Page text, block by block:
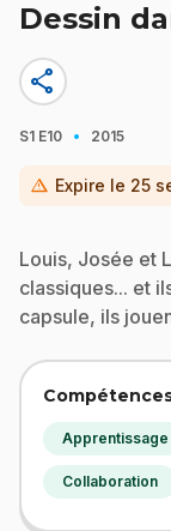
Dessin
share
S1 E10 · 2015
warning Expire le 25
Louis, Josée et
classiques... et
capsule, ils
Apprentissage
Collaboration